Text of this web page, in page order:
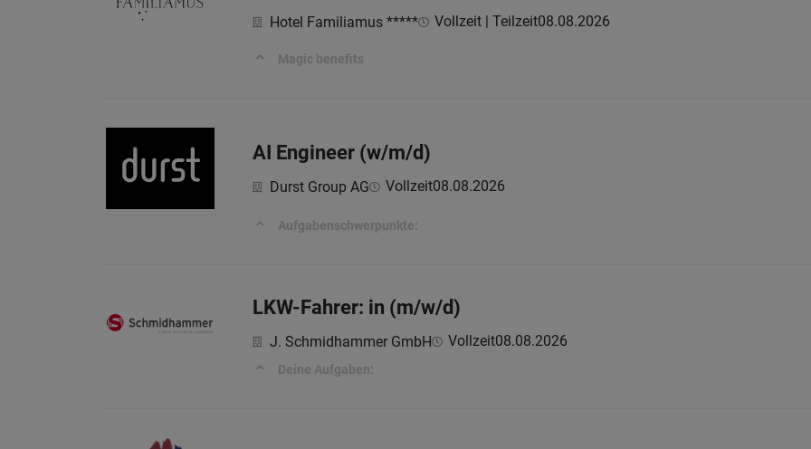
Hotel Familiamus ***** Vollzeit | Teilzeit08.08.2026
Magic benefits
AI Engineer (w/m/d)
Durst Group AG Vollzeit08.08.2026
Aufgabenschwerpunkte:
LKW-Fahrer: in (m/w/d)
J. Schmidhammer GmbH Vollzeit08.08.2026
Deine Aufgaben: